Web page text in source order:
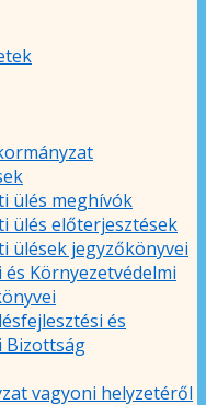
ülés meghívók
ülés előterjesztések
ülések jegyzőkönyvei
és Környezetvédelmi
és
Bizottság
vagyoni helyzetéről